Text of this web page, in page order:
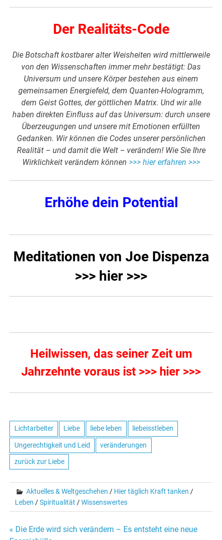
Der Realitäts-Code
Die Botschaft kostbarer alter Weisheiten wird mittlerweile
von den Wissenschaften immer mehr bestätigt: Das
Universum und unsere Körper bestehen aus einem
gemeinsamen Energiefeld, dem Quanten-Hologramm,
dem Geist Gottes, der göttlichen Matrix. Und wir alle
haben direkten Einfluss auf das Universum: durch unsere
Überzeugungen und unsere mit Emotionen erfüllten
Gedanken. Wir können die Codes unserer persönlichen
Realität – und damit die Welt – verändern! Wie Sie Ihre
Wirklichkeit verändern können >>> hier erfahren >>>
Erhöhe dein Potential
Meditationen von Joe Dispenza
>>> hier >>>
Heilwissen, das seiner Zeit um
Jahrzehnte voraus ist >>> hier >>>
Lichtarbeiter Liebe liebe leben liebeisstleben
Ungerechtigkeit und Leid veränderungen
zurück zur Liebe
Aktuelles & Weltgeschehen / Hier täglich Kraft tanken /
Leben /Spiritualität /Wissenswertes
« Die Erde wird sich verändern – Es entsteht eine neue